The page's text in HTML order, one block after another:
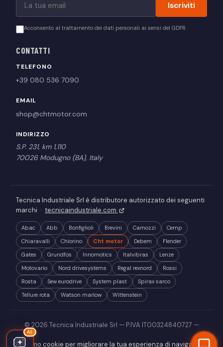
Iscriviti
Acconsento al trattamento dei dati personali ai sensi del GDPR.
CONTATTI
TELEFONO
+39 080 536 7090
EMAIL
shop@chtmotor.com
INDIRIZZO
S.P. 231, km 1,110
70026 Modugno (BA), Italy
Tecnica Industriale Srl è distributore autorizzato dei seguenti
marchi · tecnicaindustriale.com
Abac Abb Bonfiglioli Brevini Camozzi
Cemp
Chiaravalli
Chiorino Cht motor Debem
Flender
Gates
Grundfos Innomotics Italvibras
Lenze
Motovario
Nord drivesystems Regal rexnord
Rossi
Rosta
Sew eurodrive System plast
Spirax sarco
Tellure rota
Watson marlow Wittenstein
© 2026 Tecnica Industriale Srl — P.IVA IT00324840727 —
Utilizziamo cookie per migliorare la tua esperienza di navigazione e
AI